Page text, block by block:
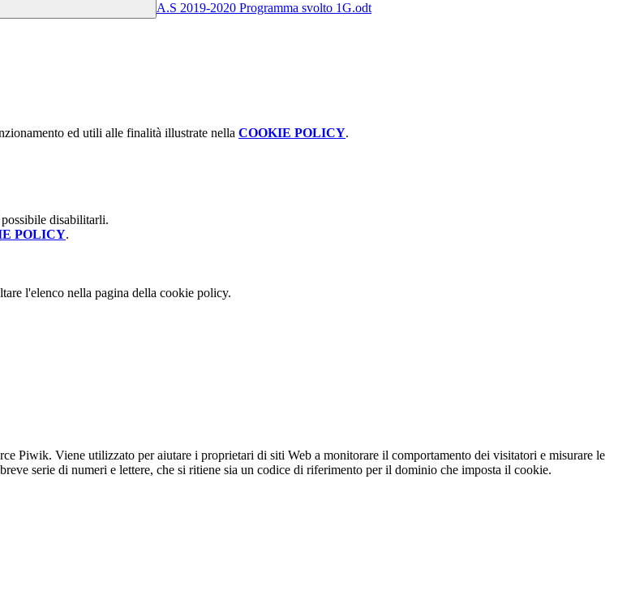
A.S 2019-2020 Programma svolto 1G.odt
ed utili alle finalità illustrate nella COOKIE POLICY.
disabilitarli.
POLICY.
l'elenco nella pagina della cookie policy.
Piwik. Viene utilizzato per aiutare i proprietari di siti Web a monitorare il comportamento dei visitatori e misurare le
serie di numeri e lettere, che si ritiene sia un codice di riferimento per il dominio che imposta il cookie.